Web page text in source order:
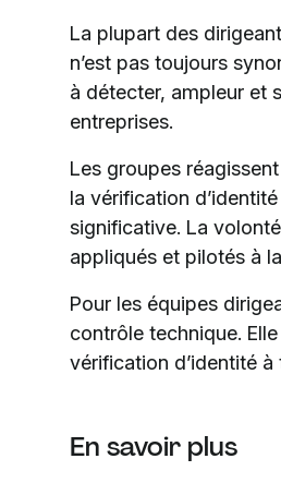
La plupart des
n’est pas toujours
à détecter, ampleur et
entreprises.
Les groupes
la vérification
significative. La
appliqués et pilotés à
Pour les équipes
contrôle technique.
vérification d’identité
En savoir plus